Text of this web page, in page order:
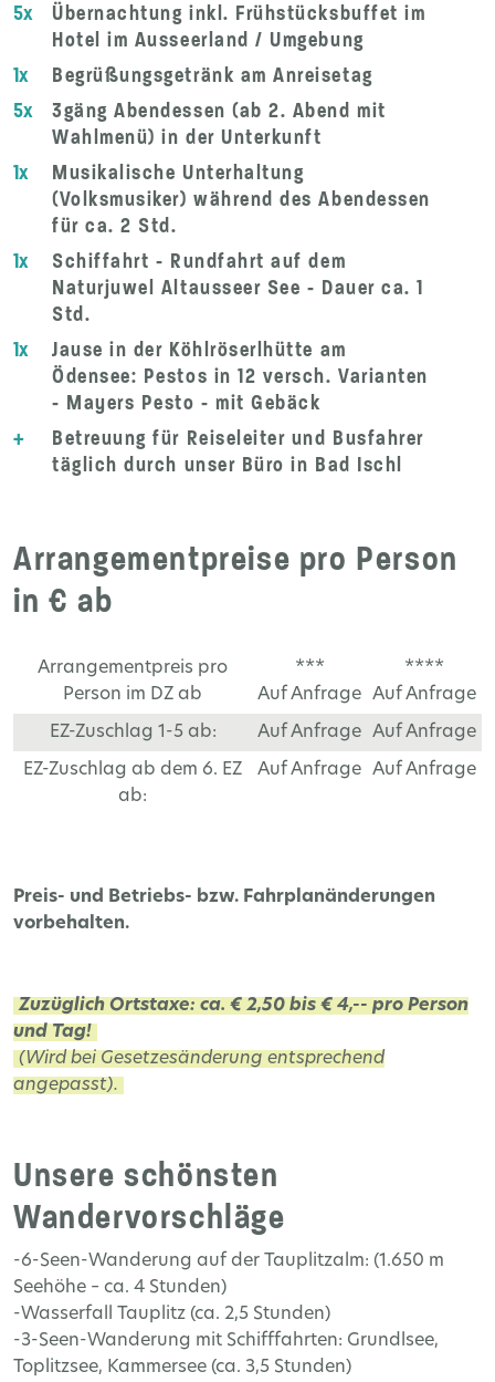
5x
Übernachtung inkl. Frühstücksbuffet im
Hotel im Ausseerland / Umgebung
1x
Begrüßungsgetränk am Anreisetag
5x
3gäng Abendessen (ab 2. Abend mit
Wahlmenü) in der Unterkunft
1x
Musikalische Unterhaltung
(Volksmusiker) während des Abendessen
für ca. 2 Std.
1x
Schiffahrt - Rundfahrt auf dem
Naturjuwel Altausseer See - Dauer ca. 1
Std.
1x
Jause in der Köhlröserlhütte am
Ödensee: Pestos in 12 versch. Varianten
- Mayers Pesto - mit Gebäck
+
Betreuung für Reiseleiter und Busfahrer
täglich durch unser Büro in Bad Ischl
Arrangementpreise pro Person
in € ab
Arrangementpreis pro
Person im DZ ab
***
Auf Anfrage
****
Auf Anfrage
EZ-Zuschlag 1-5 ab: Auf Anfrage Auf Anfrage
EZ-Zuschlag ab dem 6. EZ
ab:
Auf Anfrage Auf Anfrage
Preis- und Betriebs- bzw. Fahrplanänderungen
vorbehalten.
Zuzüglich Ortstaxe: ca. € 2,50 bis € 4,-- pro Person
und Tag!
(Wird bei Gesetzesänderung entsprechend
angepasst).
Unsere schönsten
Wandervorschläge
-6-Seen-Wanderung auf der Tauplitzalm: (1.650 m
Seehöhe – ca. 4 Stunden)
-Wasserfall Tauplitz (ca. 2,5 Stunden)
-3-Seen-Wanderung mit Schifffahrten: Grundlsee,
Toplitzsee, Kammersee (ca. 3,5 Stunden)